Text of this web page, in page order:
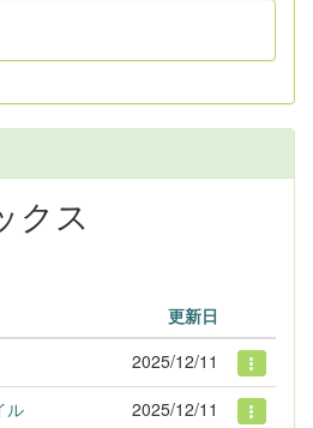
クス
更新日
2025/12/11
ル
2025/12/11